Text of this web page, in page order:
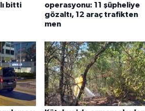
bitti
operasyonu: 11 şüpheliye
gözaltı, 12 araç trafikten
men